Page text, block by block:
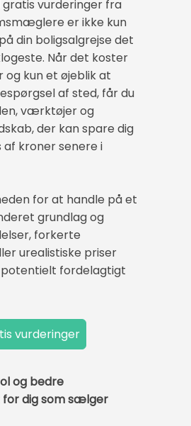
vurderinger fra
er ikke kun
din boligsalgrejse det
Når det koster
og kun et øjeblik at
af sted, får du
værktøjer og
der kan spare dig
af kroner senere i
for at handle på et
grundlag og
forkerte
urealistiske priser
fordelagtigt
og bedre
dig som sælger